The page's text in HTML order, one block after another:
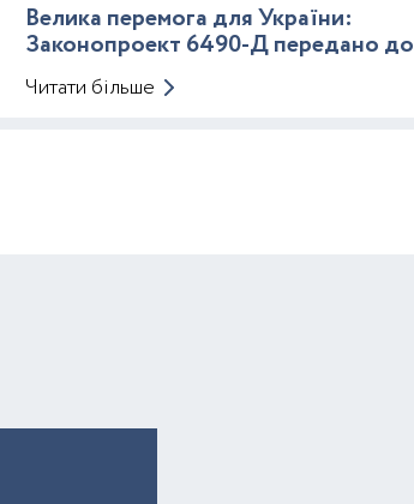
Велика перемога для України:
Законопроект 6490-Д передано до
Митного кодексу
Читати більше